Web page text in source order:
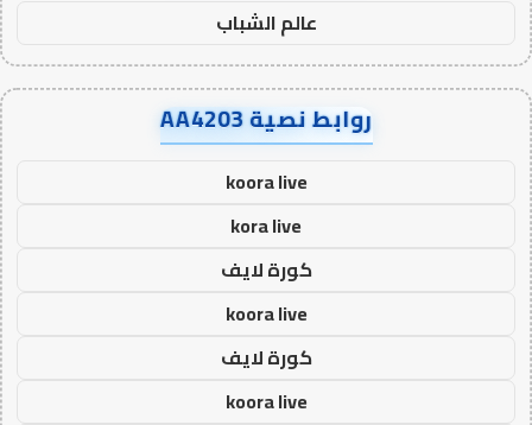
عالم الشباب
روابط نصية AA4203
koora live
kora live
كورة لايف
koora live
كورة لايف
koora live